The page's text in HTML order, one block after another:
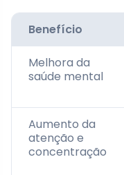
Benefício
Melhora da
saúde mental
Aumento da
atenção e
concentração